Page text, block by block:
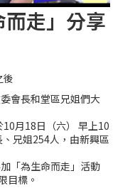
走」分享
後
會長和堂區兄姐們大
月18日（六） 早上10
兄姐254人，由新興區
「為生命而走」活動
目標。